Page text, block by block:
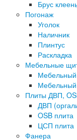
Брус
Погонаж
Уголок
Наличник
Плинтус
Раскладка
Мебельные
Плиты ДВП,
ДВП
OSB плита
ЦСП плита
Фанера